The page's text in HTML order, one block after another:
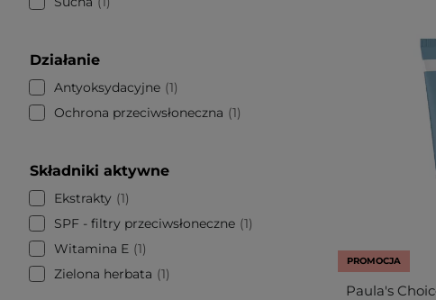
Działanie
Antyoksydacyjne 1
Ochrona przeciwsłoneczna
1
Składniki aktywne
Ekstrakty
1
SPF - filtry przeciwsłoneczne 1
Witamina E 1
Zielona herbata
1
PROMOCJA
Paula's